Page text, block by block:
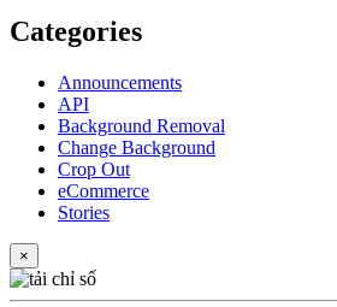
Categories
Announcements
API
Background Removal
Change Background
Crop Out
eCommerce
Stories
×